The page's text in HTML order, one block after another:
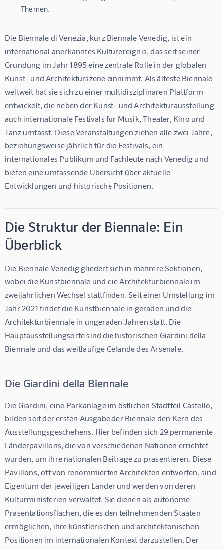
Themen.
Die Biennale di Venezia, kurz Biennale Venedig, ist ein
international anerkanntes Kulturereignis, das seit seiner
Gründung im Jahr 1895 eine zentrale Rolle in der globalen
Kunst- und Architekturszene einnimmt. Als älteste Biennale
weltweit hat sie sich zu einer multidisziplinären Plattform
entwickelt, die neben der Kunst- und Architekturausstellung
auch internationale Festivals für Musik, Theater, Kino und
Tanz umfasst. Diese Veranstaltungen ziehen alle zwei Jahre,
beziehungsweise jährlich für die Festivals, ein
internationales Publikum und Fachleute nach Venedig und
bieten eine umfassende Übersicht über aktuelle
Entwicklungen und historische Positionen.
Die Struktur der Biennale: Ein
Überblick
Die Biennale Venedig gliedert sich in mehrere Sektionen,
wobei die Kunstbiennale und die Architekturbiennale im
zweijährlichen Wechsel stattfinden. Seit einer Umstellung im
Jahr 2021 findet die Kunstbiennale in geraden und die
Architekturbiennale in ungeraden Jahren statt. Die
Hauptausstellungsorte sind die historischen Giardini della
Biennale und das weitläufige Gelände des Arsenale.
Die Giardini della Biennale
Die Giardini, eine Parkanlage im östlichen Stadtteil Castello,
bilden seit der ersten Ausgabe der Biennale den Kern des
Ausstellungsgeschehens. Hier befinden sich 29 permanente
Länderpavillons, die von verschiedenen Nationen errichtet
wurden, um ihre nationalen Beiträge zu präsentieren. Diese
Pavillons, oft von renommierten Architekten entworfen, sind
Eigentum der jeweiligen Länder und werden von deren
Kulturministerien verwaltet. Sie dienen als autonome
Präsentationsflächen, die es den teilnehmenden Staaten
ermöglichen, ihre künstlerischen und architektonischen
Positionen im internationalen Kontext darzustellen. Der